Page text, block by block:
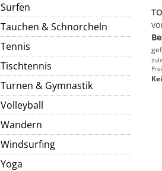
Surfen
Tauchen & Schnorcheln
Tennis
Tischtennis
Turnen & Gymnastik
Volleyball
Wandern
Windsurfing
Yoga